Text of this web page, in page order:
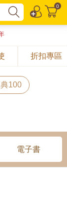
0
折扣專區
100
電子書